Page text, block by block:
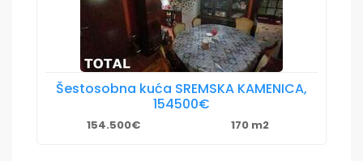
Šestosobna kuća SREMSKA KAMENICA,
154500€
154.500€ 170 m2